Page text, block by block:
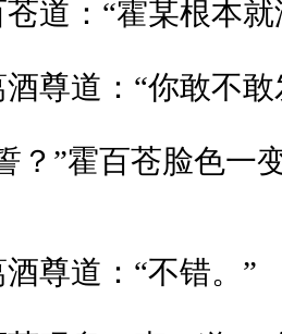
道：“霍某根本就
尊道：“你敢不敢
？”霍百苍脸色一
尊道：“不错。”